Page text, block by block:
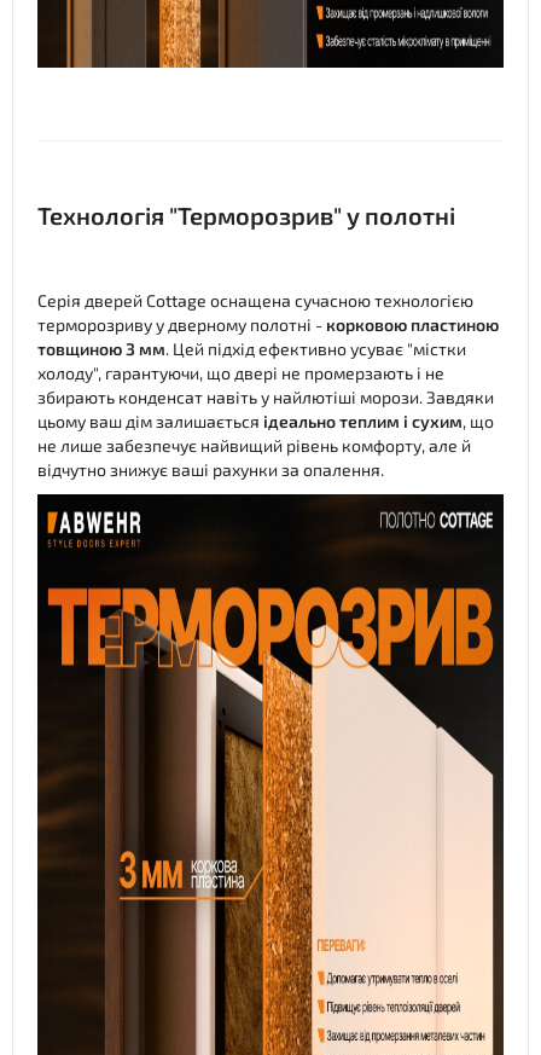
Технологія "Терморозрив" у полотні
Серія дверей Cottage оснащена сучасною технологією
терморозриву у дверному полотні - корковою пластиною
товщиною 3 мм. Цей підхід ефективно усуває "містки
холоду", гарантуючи, що двері не промерзають і не
збирають конденсат навіть у найлютіші морози. Завдяки
цьому ваш дім залишається ідеально теплим і сухим, що
не лише забезпечує найвищий рівень комфорту, але й
відчутно знижує ваші рахунки за опалення.